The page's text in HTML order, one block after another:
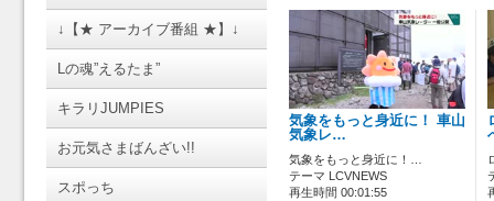
↓【★ アーカイブ番組 ★】↓
Lの魂”えるたま”
キラリJUMPIES
お元気さまばんざい!!
スポっち
気象をもっと身近に！ 車山
気象レ…
気象をもっと身近に！…
テーマ LCVNEWS
再生時間 00:01:55